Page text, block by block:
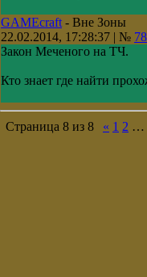
GAMEcraft - Вне Зоны
22.02.2014, 17:28:37 | № 78
Закон Меченого на ТЧ.
Кто знает где найти
Страница 8 из 8 « 1 2 …